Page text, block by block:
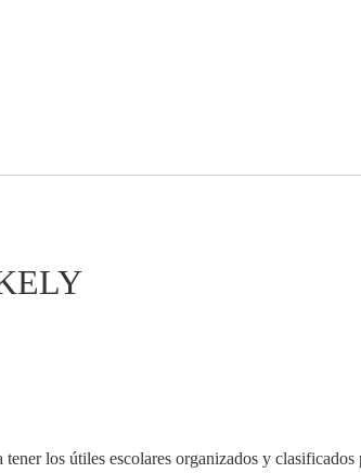
los útiles escolares organizados y